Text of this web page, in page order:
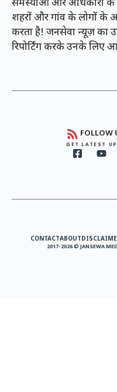
समस्याओं और अधिकारों के
शहरों और गांव के लोगों के
करता है! जनसेवा न्यूज़ का
रिपोर्टिंग करके उनके लिए
FOLLOW
GET LATEST
CONTACTABOUT
2017-2026 © JANSEWA